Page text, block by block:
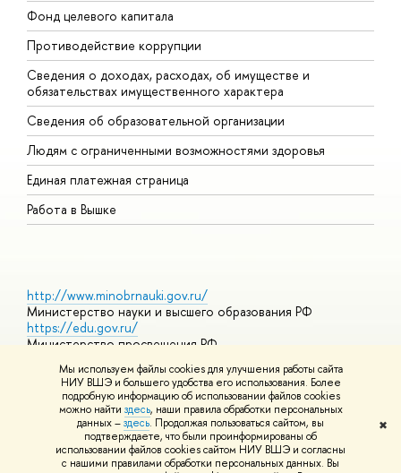
Мы используем файлы cookies для улучшения работы сайта
НИУ ВШЭ и большего удобства его использования. Более
подробную информацию об использовании файлов cookies
можно найти здесь, наши правила обработки персональных
данных –здесь. Продолжая пользоваться сайтом, вы
подтверждаете, что были проинформированы об
использовании файлов cookies сайтом НИУ ВШЭ и согласны
с нашими правилами обработки персональных данных. Вы
✖
Фонд целевого капитала
Противодействие коррупции
Сведения о доходах, расходах, об имуществе и
обязательствах имущественного характера
Сведения об образовательной организации
Людям с ограниченными возможностями здоровья
Единая платежная страница
Работа в Вышке
http://www.minobrnauki.gov.ru/
Министерство науки и высшего образования РФ
https://edu.gov.ru/
Министерство просвещения РФ
https://elearning.hse.ru/mooc
Массовые открытые онлайн-курсы
© НИУ ВШЭ 1993–2026 Адреса и контактыУсловия
использования материалов Политика конфиденциальности